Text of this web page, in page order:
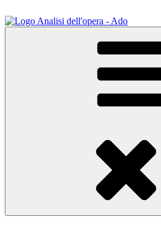
al
contenuto
Osservare le opere d'arte per capirle e